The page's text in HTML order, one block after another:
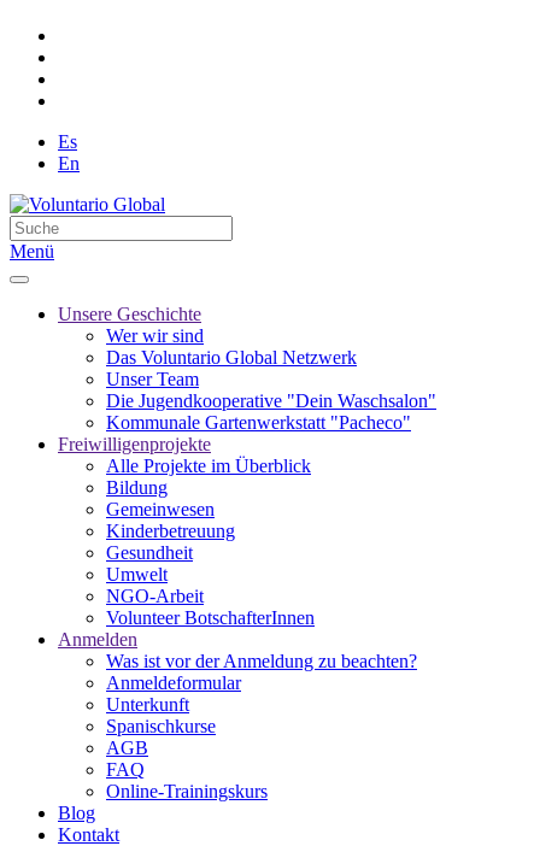
Es
En
Menü
Unsere Geschichte
Wer wir sind
Das Voluntario Global Netzwerk
Unser Team
Die Jugendkooperative "Dein Waschsalon"
Kommunale Gartenwerkstatt "Pacheco"
Freiwilligenprojekte
Alle Projekte im Überblick
Bildung
Gemeinwesen
Kinderbetreuung
Gesundheit
Umwelt
NGO-Arbeit
Volunteer BotschafterInnen
Anmelden
Was ist vor der Anmeldung zu beachten?
Anmeldeformular
Unterkunft
Spanischkurse
AGB
FAQ
Online-Trainingskurs
Blog
Kontakt